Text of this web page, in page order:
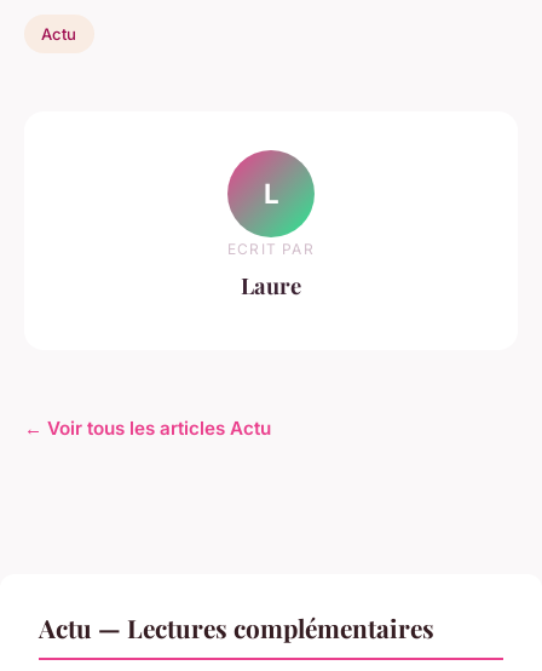
Actu
L
ECRIT PAR
Laure
← Voir tous les articles Actu
Actu — Lectures complémentaires